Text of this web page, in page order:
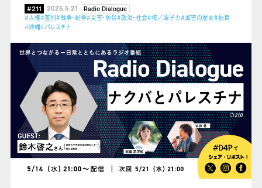
#211 2025.5.21
Radio Dialogue
#人権#差別#戦争・紛争#災害・防災#政治・社会#核／原子力#加害の歴史#福島
#沖縄#パレスチナ